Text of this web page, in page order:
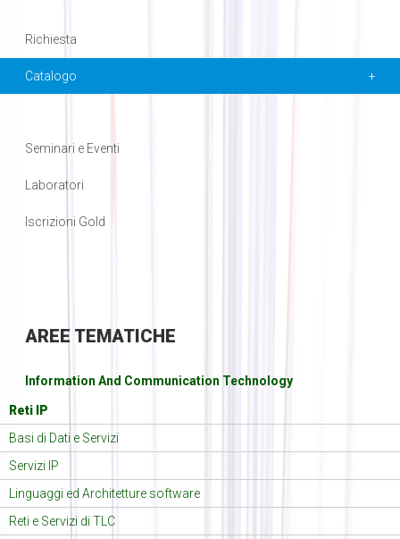
Richiesta
Catalogo
Seminari e Eventi
Laboratori
Iscrizioni Gold
AREE TEMATICHE
Information And Communication Technology
Reti IP
Basi di Dati e Servizi
Servizi IP
Linguaggi ed Architetture software
Reti e Servizi di TLC